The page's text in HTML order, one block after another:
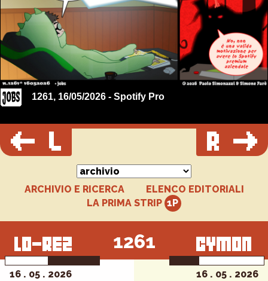
1261, 16/05/2026 - Spotify Pro
ARCHIVIO E RICERCA
ELENCO EDITORIALI
LA PRIMA STRIP
1261
16 . 05 . 2026 16 . 05 . 2026